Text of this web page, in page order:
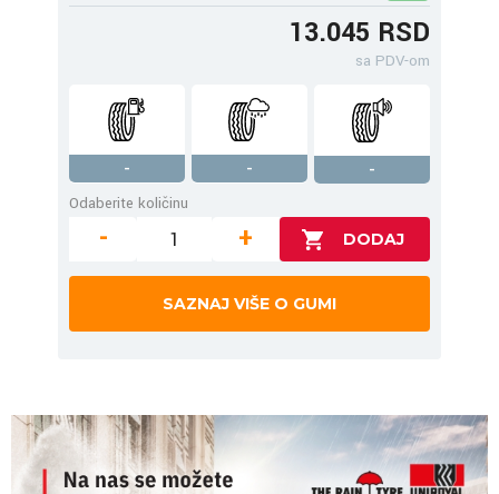
13.045 RSD
sa PDV-om
- -
-
Odaberite količinu
- +
SAZNAJ VIŠE O GUMI